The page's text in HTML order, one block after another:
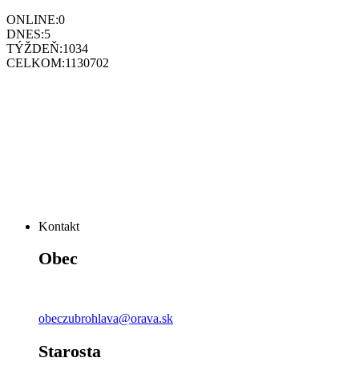
ONLINE:0
DNES:5
TÝŽDEŇ:1034
CELKOM:1130702
Kontakt
Obec
obeczubrohlava@orava.sk
Starosta